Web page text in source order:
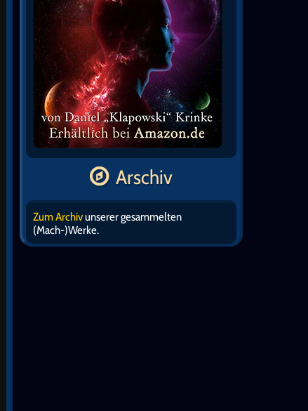
Arschiv
Zum Archivunserer gesammelten
(Mach-)Werke.